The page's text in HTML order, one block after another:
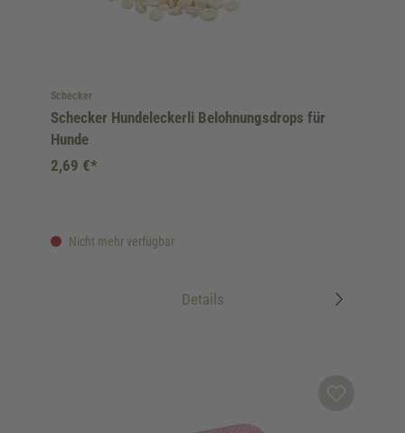
Schecker
Schecker Hundeleckerli Belohnungsdrops für
Hunde
Nicht mehr verfügbar
2,69 €*
Details